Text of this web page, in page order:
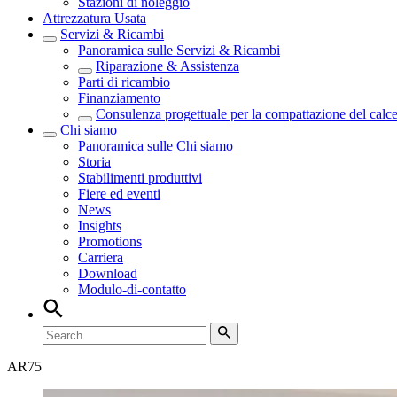
Attrezzatura Usata
Servizi & Ricambi
Panoramica sulle Servizi & Ricambi
Riparazione & Assistenza
Parti di ricambio
Finanziamento
Consulenza progettuale per la compattazione del
Chi siamo
Panoramica sulle Chi siamo
Storia
Stabilimenti produttivi
Fiere ed eventi
News
Insights
Promotions
Carriera
Download
Modulo-di-contatto
AR75